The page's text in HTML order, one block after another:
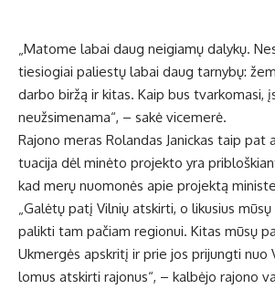
„Ma­to­me la­bai daug nei­gia­mų da­ly­kų.
tie­sio­giai pa­lies­tų la­bai daug tar­ny­bų:
dar­bo bir­žą ir ki­tas. Kaip bus tvar­ko­ma­si,
ne­už­si­me­na­ma“, – sa­kė vi­ce­me­rė.
Ra­jo­no me­ras Ro­lan­das Ja­nic­kas taip pat
tu­a­ci­ja dėl mi­nė­to pro­jek­to yra
kad me­rų nuo­mo­nės apie pro­jek­tą
„Ga­lė­tų pa­tį Vil­nių at­skir­ti, o li­ku­sius
pa­lik­ti tam pa­čiam re­gio­nui. Ki­tas mū­sų
Uk­mer­gės ap­skri­tį ir prie jos pri­jung­ti nuo
lo­mus at­skir­ti ra­jo­nus“, – kal­bė­jo ra­jo­no